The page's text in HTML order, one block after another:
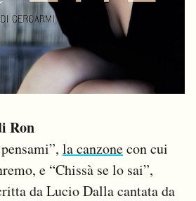
Ron
la canzonecon cui
e “Chissà se lo sai”,
da Lucio Dalla cantata da